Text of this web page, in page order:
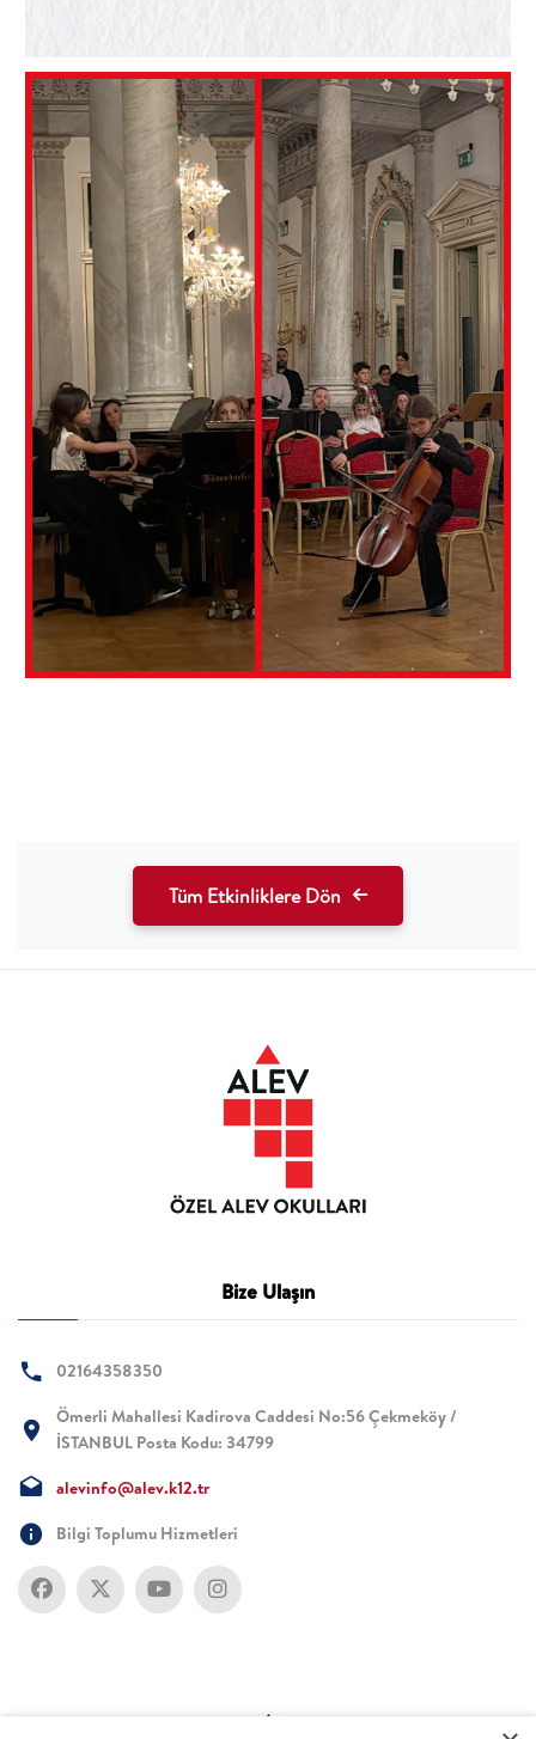
Tüm Etkinliklere Dön
Bize Ulaşın
02164358350
Ömerli Mahallesi Kadirova Caddesi No:56 Çekmeköy /
İSTANBUL Posta Kodu: 34799
alevinfo@alev.k12.tr
Bilgi Toplumu Hizmetleri